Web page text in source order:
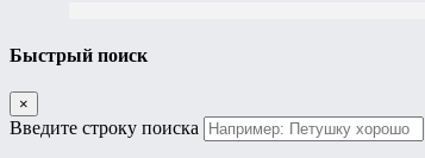
Быстрый поиск
×
Введите строку поиска